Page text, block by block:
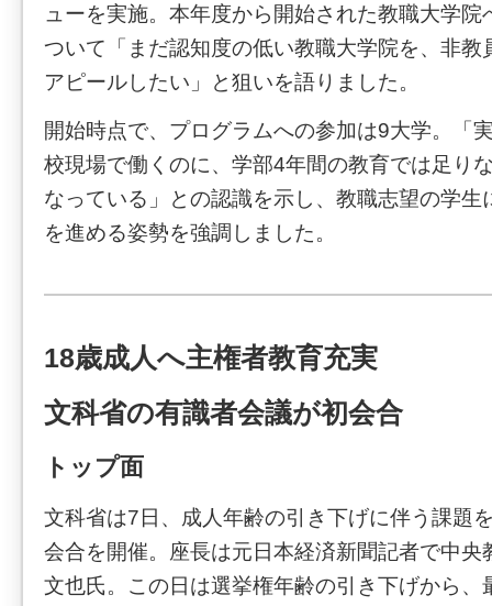
ューを実施。本年度から開始された教職大学
ついて「まだ認知度の低い教職大学院を、非教
アピールしたい」と狙いを語りました。
開始時点で、プログラムへの参加は9大学。「
校現場で働くのに、学部4年間の教育では足り
なっている」との認識を示し、教職志望の学生
を進める姿勢を強調しました。
18歳成人へ主権者教育充実
文科省の有識者会議が初会合
トップ面
文科省は7日、成人年齢の引き下げに伴う課題
会合を開催。座長は元日本経済新聞記者で中央
文也氏。この日は選挙権年齢の引き下げから、